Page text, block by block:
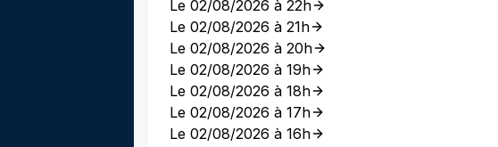
Le 02/08/2026 à 22h
Le 02/08/2026 à 21h
Le 02/08/2026 à 20h
Le 02/08/2026 à 19h
Le 02/08/2026 à 18h
Le 02/08/2026 à 17h
Le 02/08/2026 à 16h